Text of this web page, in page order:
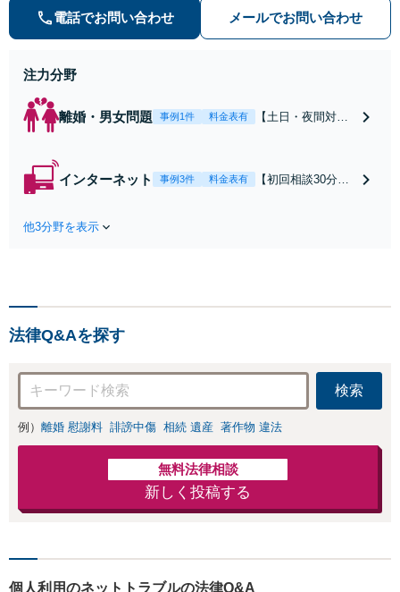
の種類を問わず相談可。可能な限り
早期対応で駆けつけサポート【労
電話でお問い合わせ メールでお問い合わせ
注力分野
離婚・男女問題 事例1件 料金表有
【土日・夜間対応
れたら、サインす
インターネット 事例3件 料金表有
【初回相談30分無
お店の風評被害対
応可：開示請求の
意見照会が来たと
きの対処法、被害
者との示談交渉
他3分野を表示
法律Q&Aを探す
検索
例） 離婚 慰謝料 誹謗中傷 相続 遺産 著作物 違法
無料法律相談
新しく投稿する
個人利用のネットトラブルの法律Q&A